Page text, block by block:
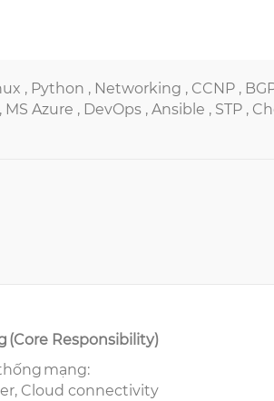
, Python , Networking , CCNP ,
MS Azure , DevOps , Ansible , STP ,
(Core Responsibility)
mạng:
Cloud connectivity